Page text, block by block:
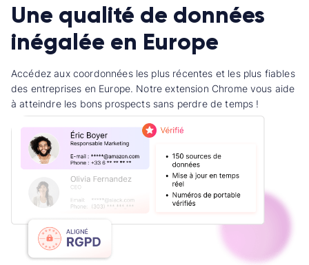
Une qualité de données
inégalée en Europe
Accédez aux coordonnées les plus récentes et les plus fiables
des entreprises en Europe. Notre extension Chrome vous aide
à atteindre les bons prospects sans perdre de temps !